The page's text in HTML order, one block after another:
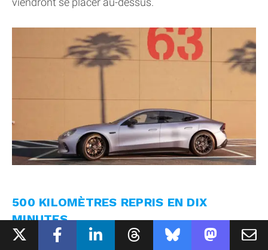
500 KILOMÈTRES REPRIS EN DIX
MINUTES